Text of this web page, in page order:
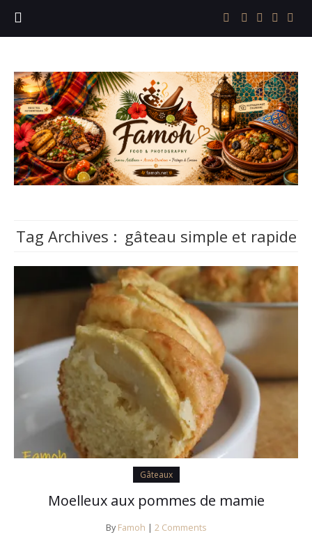
Tag Archives : gâteau simple et rapide
Gâteaux
Moelleux aux pommes de mamie
By Famoh | 2 Comments